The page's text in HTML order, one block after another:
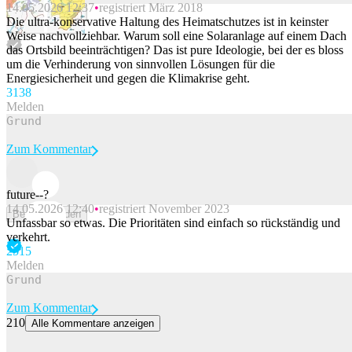
Beitrag melden
14.05.2026 12:37 registriert März 2018
Die ultra-konservative Haltung des Heimatschutzes ist in keinster
Weise nachvollziehbar. Warum soll eine Solaranlage auf einem Dach
das Ortsbild beeinträchtigen? Das ist pure Ideologie, bei der es bloss
um die Verhinderung von sinnvollen Lösungen für die
Energiesicherheit und gegen die Klimakrise geht.
3138
Melden
Beitrag melden
Zum Kommentar
future--?
14.05.2026 12:40 registriert November 2023
Unfassbar so etwas. Die Prioritäten sind einfach so rückständig und
verkehrt.
251 5
Melden
Zum Kommentar
210 Alle Kommentare anzeigen